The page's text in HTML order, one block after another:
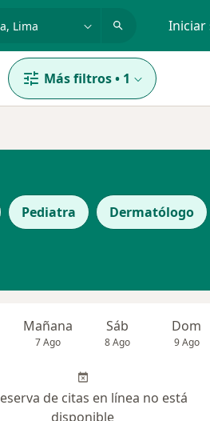
Iniciar
Más filtros• 1
Pediatra Dermatólogo
Mañana
7 Ago
Sáb
8 Ago
Dom
9 Ago
de citas en línea no está
disponible